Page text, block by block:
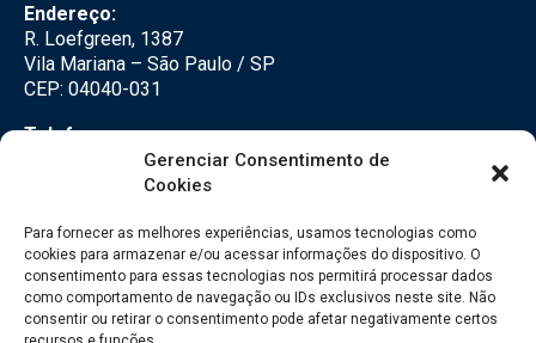
Gerenciar Consentimento de
Cookies
Para fornecer as melhores experiências, usamos tecnologias como
cookies para armazenar e/ou acessar informações do dispositivo. O
consentimento para essas tecnologias nos permitirá processar dados
como comportamento de navegação ou IDs exclusivos neste site. Não
consentir ou retirar o consentimento pode afetar negativamente certos
Endereço:
R. Loefgreen, 1387
Vila Mariana – São Paulo / SP
CEP: 04040-031
Telefone:
(11) 3500-3500
falecom@seteco.com.br
Redes Sociais